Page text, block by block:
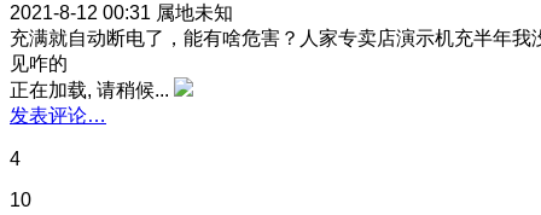
2021-8-12 00:31 属地未知
充满就自动断电了，能有啥危害？人家专卖店演示机充半年我
见咋的
正在加载, 请稍候...
发表评论…
4
10